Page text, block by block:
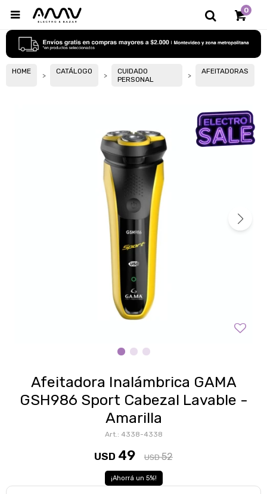
0

HOME CATÁLOGO
CUIDADO
PERSONAL
AFEITADORAS
Afeitadora Inalámbrica GAMA
GSH986 Sport Cabezal Lavable -
Amarilla
4338-4338
USD 49 USD 52
5